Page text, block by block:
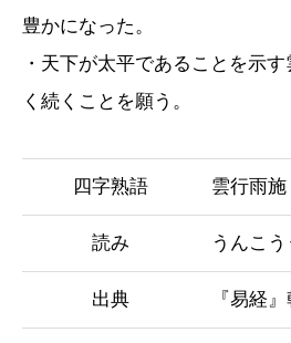
豊かになった。
・天下が太平であることを示
く続くことを願う。
四字熟語 雲行雨施
読み うんこう
出典 『易経